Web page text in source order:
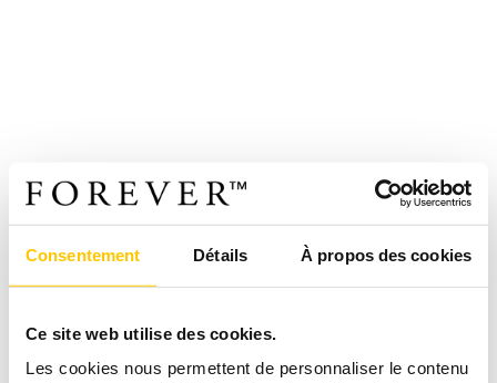
Consentement Détails À propos des cookies
Ce site web utilise des cookies.
Les cookies nous permettent de personnaliser le contenu